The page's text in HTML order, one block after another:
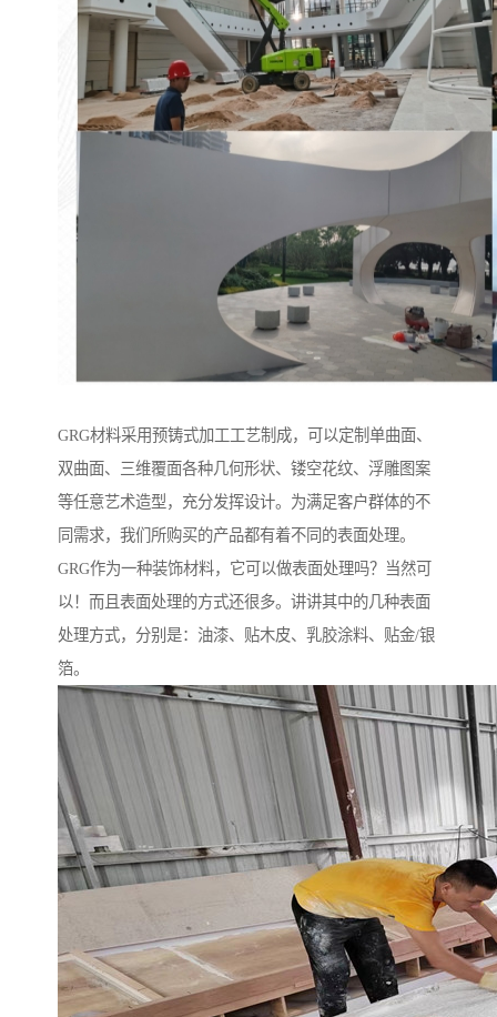
GRG材料采用预铸式加工工艺制成，可以定制单曲面、
双曲面、三维覆面各种几何形状、镂空花纹、浮雕图案
等任意艺术造型，充分发挥设计。为满足客户群体的不
同需求，我们所购买的产品都有着不同的表面处理。
GRG作为一种装饰材料，它可以做表面处理吗？当然可
以！而且表面处理的方式还很多。讲讲其中的几种表面
处理方式，分别是：油漆、贴木皮、乳胶涂料、贴金/银
箔。